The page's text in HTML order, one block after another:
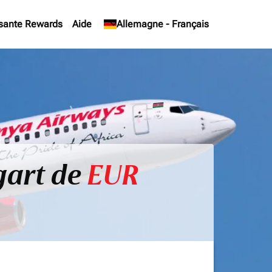
Rewards Aide Allemagne - Français
keyboard_arrow_down
deEUR